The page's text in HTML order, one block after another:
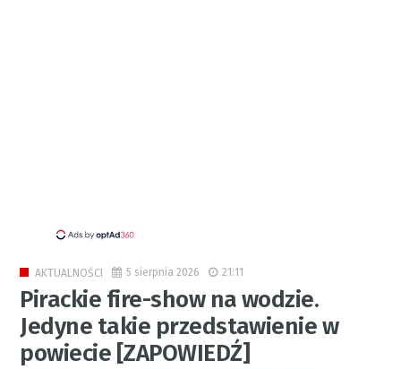
AKTUALNOŚCI 5 sierpnia 2026 21:11
Pirackie fire-show na wodzie.
Jedyne takie przedstawienie w
powiecie [ZAPOWIEDŹ]